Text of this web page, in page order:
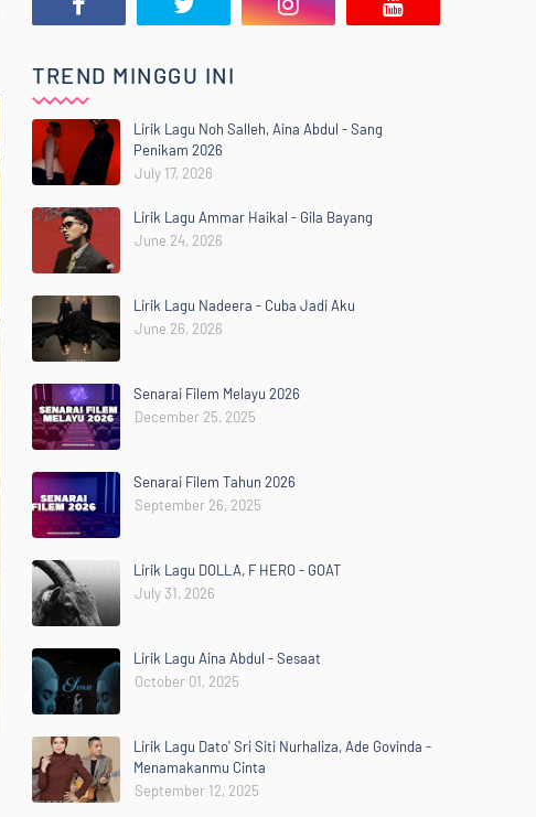
TREND MINGGU INI
Lirik Lagu Noh Salleh, Aina Abdul - Sang
Penikam 2026
July 17, 2026
Lirik Lagu Ammar Haikal - Gila Bayang
June 24, 2026
Lirik Lagu Nadeera - Cuba Jadi Aku
June 26, 2026
Senarai Filem Melayu 2026
December 25, 2025
Senarai Filem Tahun 2026
September 26, 2025
Lirik Lagu DOLLA, F HERO - GOAT
July 31, 2026
Lirik Lagu Aina Abdul - Sesaat
October 01, 2025
Lirik Lagu Dato' Sri Siti Nurhaliza, Ade Govinda -
Menamakanmu Cinta
September 12, 2025